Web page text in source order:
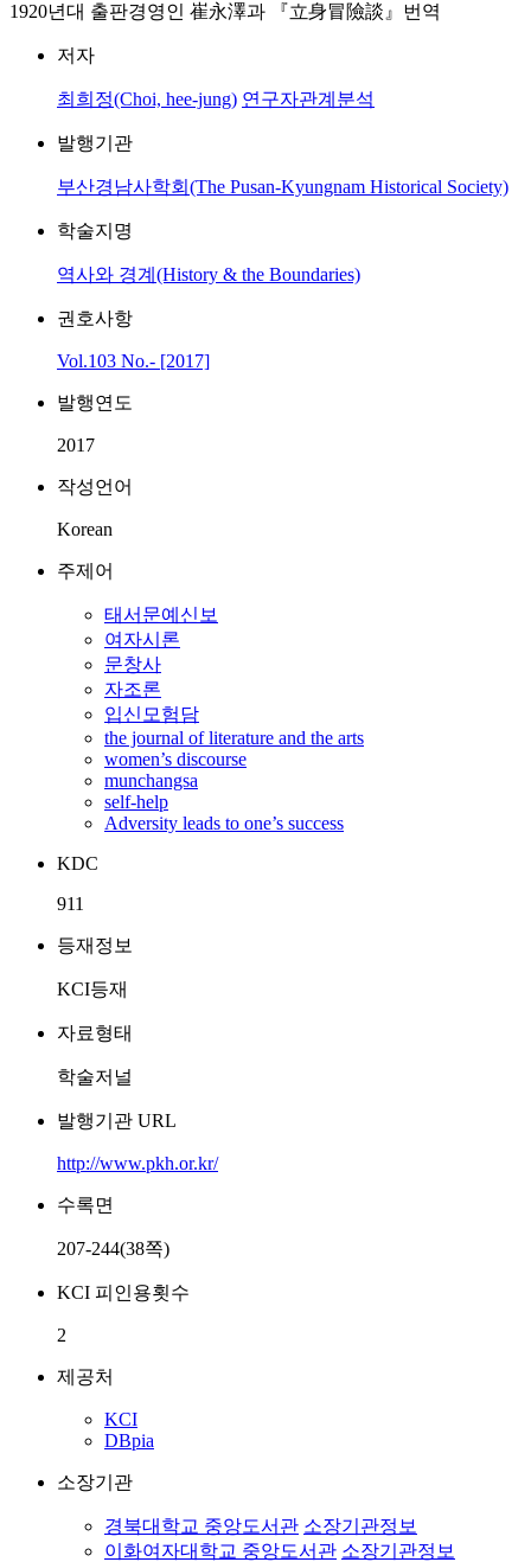
1920년대 출판경영인 崔永澤과 『立身冒險談』번역
저자
최희정(Choi, hee-jung) 연구자관계분석
발행기관
부산경남사학회(The Pusan-Kyungnam Historical Society)
학술지명
역사와 경계(History & the Boundaries)
권호사항
Vol.103 No.- [2017]
발행연도
2017
작성언어
Korean
주제어
태서문예신보
여자시론
문창사
자조론
입신모험담
the journal of literature and the arts
women’s discourse
munchangsa
self-help
Adversity leads to one’s success
KDC
911
등재정보
KCI등재
자료형태
학술저널
발행기관 URL
http://www.pkh.or.kr/
수록면
207-244(38쪽)
KCI 피인용횟수
2
제공처
KCI
DBpia
소장기관
경북대학교 중앙도서관 소장기관정보
이화여자대학교 중앙도서관 소장기관정보